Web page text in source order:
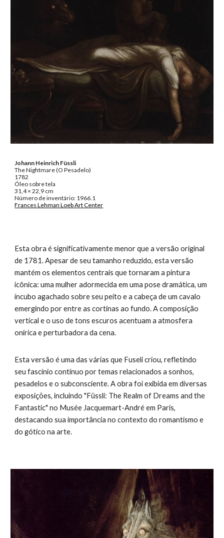
Johann Heinrich Füssli
The Nightmare (O Pesadelo)
1782
Óleo sobre tela
31,4 × 22,9 cm
Número de inventário: 1966.1
Frances Lehman Loeb Art Center
Esta obra é significativamente menor que a versão original
de 1781. Apesar de seu tamanho reduzido, esta versão
mantém os elementos centrais que tornaram a pintura
icônica: uma mulher adormecida em uma pose dramática, um
íncubo agachado sobre seu peito e a cabeça de um cavalo
emergindo por entre as cortinas ao fundo. A composição
vertical e o uso de tons escuros acentuam a atmosfera
onírica e perturbadora da cena.
Esta versão é uma das várias que Fuseli criou, refletindo
seu fascínio contínuo por temas relacionados a sonhos,
pesadelos e o subconsciente. A obra foi exibida em diversas
exposições, incluindo "Füssli: The Realm of Dreams and the
Fantastic" no Musée Jacquemart-André em Paris,
destacando sua importância no contexto do romantismo e
do gótico na arte.